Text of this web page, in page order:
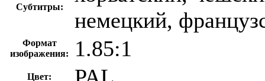
Субтитры:
немецкий,
Формат
изображения:
1.85:1
Цвет: